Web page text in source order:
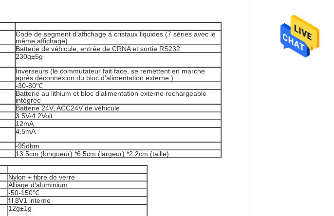
Code de segment d'affichage à cristaux liquides (7 séries avec le
même affichage)
Batterie de véhicule, entrée de CRNA et sortie RS232
230g±5g
Inverseurs (le commutateur fait face, se remettent en marche
après déconnexion du bloc d'alimentation externe.)
-30-80℃
Batterie au lithium et bloc d'alimentation externe rechargeable
intégrée
Batterie 24V, ACC24V de véhicule
3.5V-4.2Volt
12mA
4.5mA
-95dbm
13.5cm (longueur) *6.5cm (largeur) *2.2cm (taille)
Nylon + fibre de verre
Alliage d'aluminium
-50-150℃
fil 8V1 interne
12g±1g